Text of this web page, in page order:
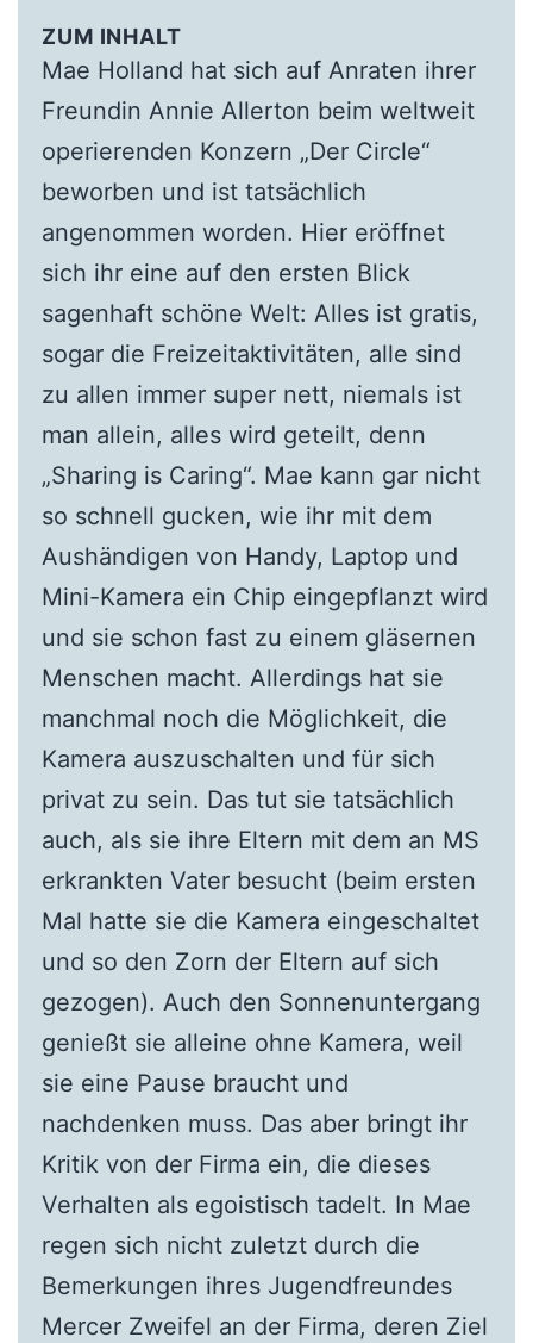
ZUM INHALT
Mae Holland hat sich auf Anraten ihrer
Freundin Annie Allerton beim weltweit
operierenden Konzern „Der Circle“
beworben und ist tatsächlich
angenommen worden. Hier eröffnet
sich ihr eine auf den ersten Blick
sagenhaft schöne Welt: Alles ist gratis,
sogar die Freizeitaktivitäten, alle sind
zu allen immer super nett, niemals ist
man allein, alles wird geteilt, denn
„Sharing is Caring“. Mae kann gar nicht
so schnell gucken, wie ihr mit dem
Aushändigen von Handy, Laptop und
Mini-Kamera ein Chip eingepflanzt wird
und sie schon fast zu einem gläsernen
Menschen macht. Allerdings hat sie
manchmal noch die Möglichkeit, die
Kamera auszuschalten und für sich
privat zu sein. Das tut sie tatsächlich
auch, als sie ihre Eltern mit dem an MS
erkrankten Vater besucht (beim ersten
Mal hatte sie die Kamera eingeschaltet
und so den Zorn der Eltern auf sich
gezogen). Auch den Sonnenuntergang
genießt sie alleine ohne Kamera, weil
sie eine Pause braucht und
nachdenken muss. Das aber bringt ihr
Kritik von der Firma ein, die dieses
Verhalten als egoistisch tadelt. In Mae
regen sich nicht zuletzt durch die
Bemerkungen ihres Jugendfreundes
Mercer Zweifel an der Firma, deren Ziel